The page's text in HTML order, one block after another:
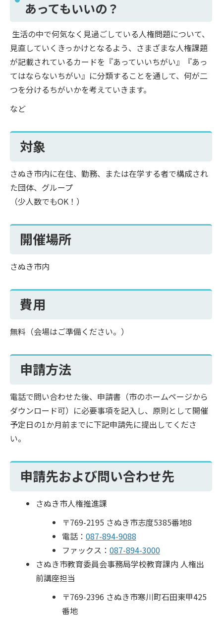
あってもいいの？
生活の中で何気なく見過ごしている人権問題について、
見直していくきっかけとなるよう、さまざまな人権課題
が記載されているカードを『あっていいちがい』『あっ
てはならないちがい』に分類することを通して、何が二
つを分けるちがいかを考えていきます。
など
対象
さぬき市内に在住、勤務、または在学する者で構成され
た団体、グループ
（少人数でもOK！）
開催場所
さぬき市内
費用
無料（会場はご準備ください。）
申請方法
電話で問い合わせた後、申請書（市のホームページから
ダウンロード可）に必要事項を記入し、原則として開催
予定日の1か月前までに下記申請先に提出してくださ
い。
申請先および問い合わせ先
さぬき市人権推進課
〒769-2195 さぬき市志度5385番地8
電話： 087-894-9088
ファックス： 087-894-3000
さぬき市教育委員会事務局学校教育課内 人権出
前講座担当
〒769-2396 さぬき市寒川町石田東甲425
番地